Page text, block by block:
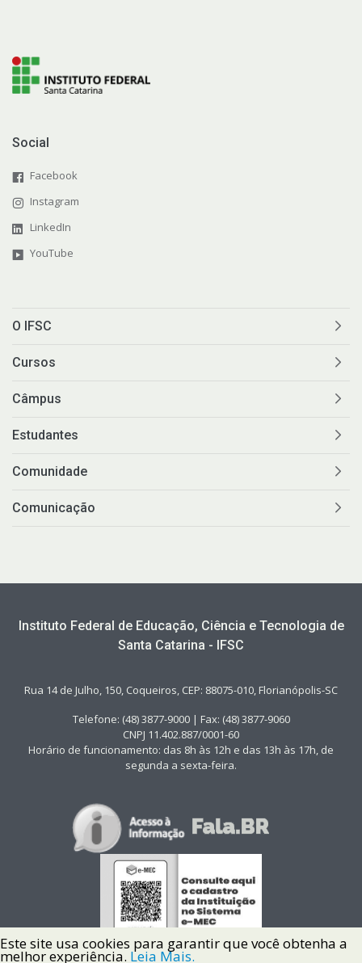
Social
Facebook
Instagram
LinkedIn
YouTube
O IFSC
Cursos
Câmpus
Estudantes
Comunidade
Comunicação
Instituto Federal de Educação, Ciência e Tecnologia de
Santa Catarina - IFSC
Rua 14 de Julho, 150, Coqueiros, CEP: 88075-010, Florianópolis-SC
Telefone: (48) 3877-9000 | Fax: (48) 3877-9060
CNPJ 11.402.887/0001-60
Horário de funcionamento: das 8h às 12h e das 13h às 17h, de
segunda a sexta-feira.
Este site usa cookies para garantir que você obtenha a
melhor experiência. Leia Mais.